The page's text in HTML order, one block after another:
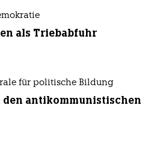
als Triebabfuhr
für politische Bildung
den antikommunistischen